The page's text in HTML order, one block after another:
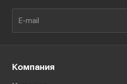
Компания